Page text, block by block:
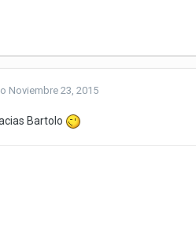
Noviembre 23, 2015
Bartolo